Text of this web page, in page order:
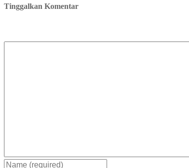
Tinggalkan Komentar